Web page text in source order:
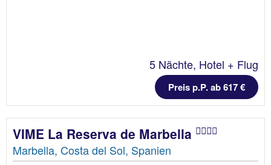
5 Nächte, Hotel + Flug
Preis p.P. ab 617 €
VIME La Reserva de Marbella
Marbella, Costa del Sol, Spanien